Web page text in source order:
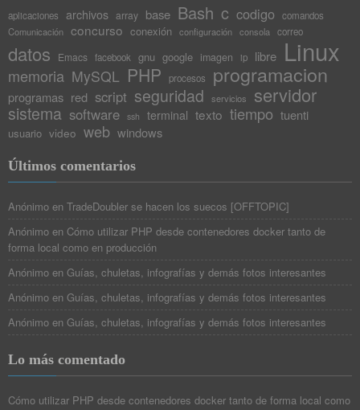
aplicaciones archivos array base Bash c codigo
comandos
Comunicación concurso conexión configuración consola correo
datos Emacs facebook gnu google imagen ip libre Linux
memoria MySQL PHP procesos programacion
programas red script seguridad servicios servidor
sistema software ssh terminal texto tiempo tuenti
usuario video web windows
Últimos comentarios
Anónimo en TradeDoubler se hacen los suecos [OFFTOPIC]
Anónimo en Cómo utilizar PHP desde contenedores docker tanto de
forma local como en producción
Anónimo en Guías, chuletas, infografías y demás fotos interesantes
Anónimo en Guías, chuletas, infografías y demás fotos interesantes
Anónimo en Guías, chuletas, infografías y demás fotos interesantes
Lo más comentado
Cómo utilizar PHP desde contenedores docker tanto de forma local como